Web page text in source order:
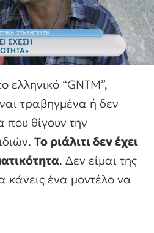
“GNTM”,
τραβηγμένα ή δεν
που θίγουν την
Το ριάλιτι δεν έχει
. Δεν είμαι της
κάνεις ένα μοντέλο να